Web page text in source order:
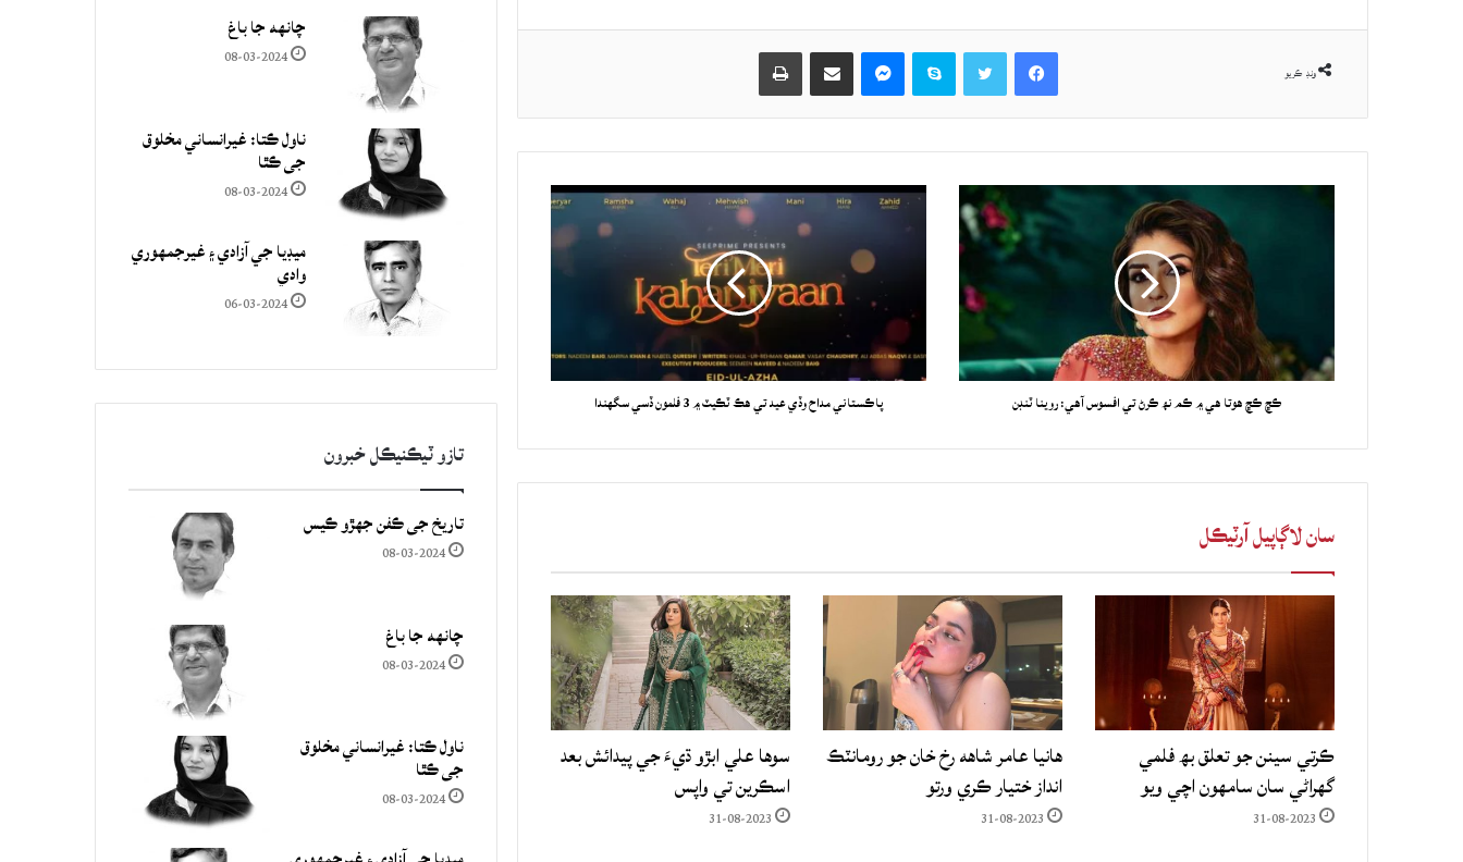
ونڊ ڪريو
Facebook
Skype حصيداري ڪريو اي ميل ذريعي
ڪڇ ڪڇ هوتا هي ۾ ڪم نھ ڪرڻ تي افسوس آهي: روينا ٽنڊن پاڪستاني مداح وڏي عيد تي هڪ ٽڪيٽ ۾ 3 فلمون ڏسي سگهندا
سان لاڳاپيل آرٽيڪل
ڪرتي سينن جو تعلق بھ فلمي
گهراڻي سان سامهون اچي ويو
31-08-2023
هانيا عامر شاهه رخ خان جو رومانٽڪ
انداز ختيار ڪري ورتو
31-08-2023
سوها علي ابڙو ڌيءَ جي پيدائش بعد
اسڪرين تي واپس
31-08-2023
چانهه جا باغ
08-03-2024
ناول ڪتا: غيرانساني مخلوق
جي ڪٿا
08-03-2024
ميڊيا جي آزادي ۽ غيرجمھوري
وادي
06-03-2024
تازو ٽيڪنيڪل خبرون
تاريخ جي ڪفن جھڙو ڪيس
08-03-2024
چانهه جا باغ
08-03-2024
ناول ڪتا: غيرانساني مخلوق
جي ڪٿا
08-03-2024